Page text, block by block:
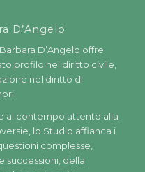
D’Angelo
D’Angelo offre
profilo nel diritto civile,
nel diritto di
al contempo attento alla
lo Studio affianca i
complesse,
successioni, della